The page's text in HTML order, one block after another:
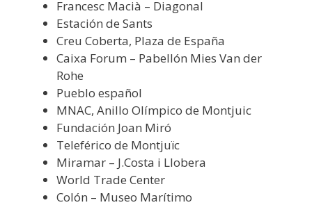
Francesc Macià – Diagonal
Estación de Sants
Creu Coberta, Plaza de España
Caixa Forum – Pabellón Mies Van der
Rohe
Pueblo español
MNAC, Anillo Olímpico de Montjuic
Fundación Joan Miró
Teleférico de Montjuïc
Miramar – J.Costa i Llobera
World Trade Center
Colón – Museo Marítimo